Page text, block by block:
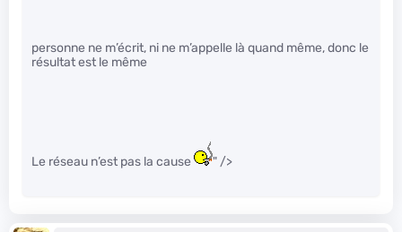
personne ne m’écrit, ni ne m’appelle là quand même, donc le
résultat est le même
Le réseau n’est pas la cause " />